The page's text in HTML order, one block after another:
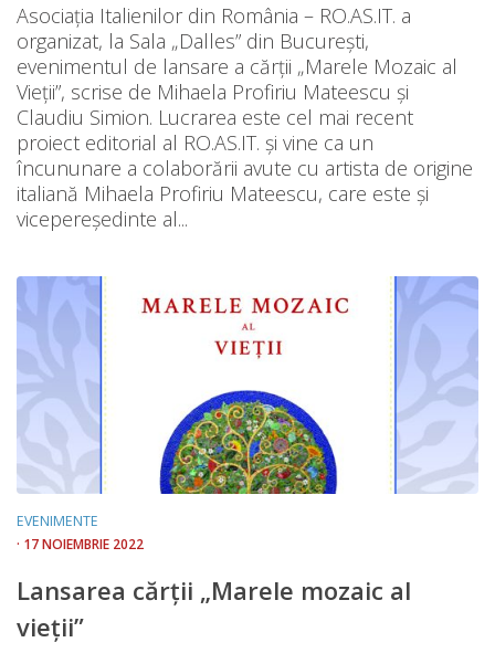
Asociația Italienilor din România – RO.AS.IT. a
organizat, la Sala „Dalles” din București,
evenimentul de lansare a cărții „Marele Mozaic al
Vieții”, scrise de Mihaela Profiriu Mateescu și
Claudiu Simion. Lucrarea este cel mai recent
proiect editorial al RO.AS.IT. și vine ca un
încununare a colaborării avute cu artista de origine
italiană Mihaela Profiriu Mateescu, care este și
vicepereședinte al...
EVENIMENTE
· 17 NOIEMBRIE 2022
Lansarea cărții „Marele mozaic al
vieții”